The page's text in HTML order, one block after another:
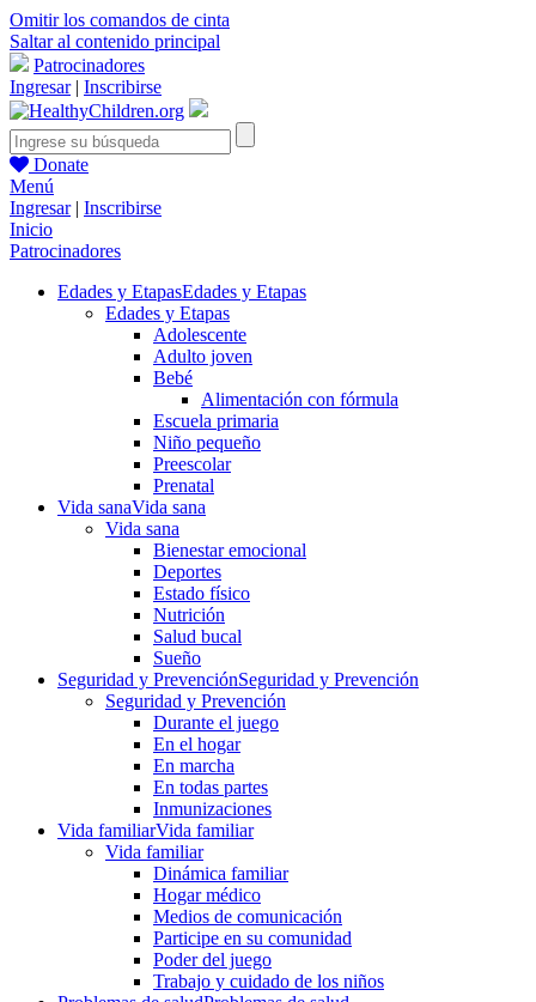
Omitir los comandos de cinta
Saltar al contenido principal
Patrocinadores
Ingresar| Inscribirse
Donate
Menú
Ingresar| Inscribirse
Inicio
Patrocinadores
Edades y EtapasEdades y Etapas
Edades y Etapas
Adolescente
Adulto joven
Bebé
Alimentación con fórmula
Escuela primaria
Niño pequeño
Preescolar
Prenatal
Vida sanaVida sana
Vida sana
Bienestar emocional
Deportes
Estado físico
Nutrición
Salud bucal
Sueño
Seguridad y PrevenciónSeguridad y Prevención
Seguridad y Prevención
Durante el juego
En el hogar
En marcha
En todas partes
Inmunizaciones
Vida familiarVida familiar
Vida familiar
Dinámica familiar
Hogar médico
Medios de comunicación
Participe en su comunidad
Poder del juego
Trabajo y cuidado de los niños